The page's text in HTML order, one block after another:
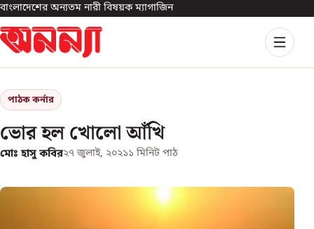
বাংলাদেশের অন্যতম নারী বিষয়ক ম্যাগাজিন
পাঠক কর্নার
ভোর হল খোলো আঁখি
মোঃ হাসু কবির২৭ জুলাই, ২০২১১ মিনিট পাঠ